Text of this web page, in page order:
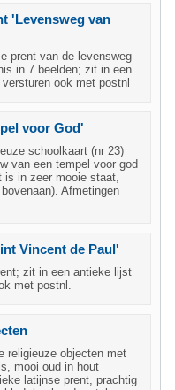
'Levensweg van
prent van de levensweg
in 7 beelden; zit in een
ook met postnl
voor God'
schoolkaart (nr 23)
van een tempel voor god
is in zeer mooie staat,
Afmetingen
Vincent de Paul'
zit in een antieke lijst
met postnl.
religieuze objecten met
mooi oud in hout
latijnse prent, prachtig